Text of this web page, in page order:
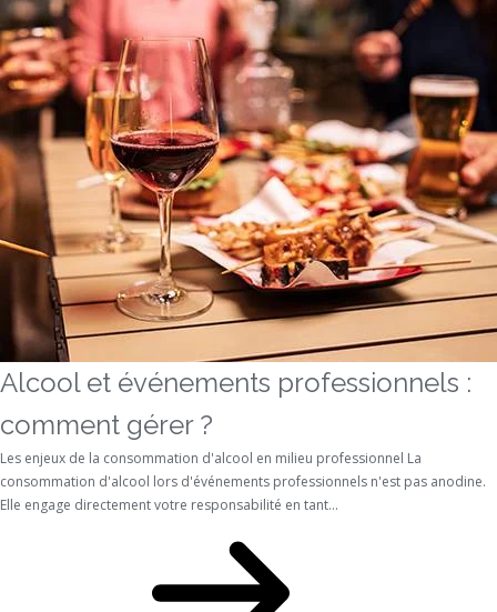
Alcool et événements professionnels :
comment gérer ?
Les enjeux de la consommation d'alcool en milieu professionnel La
consommation d'alcool lors d'événements professionnels n'est pas anodine.
Elle engage directement votre responsabilité en tant...